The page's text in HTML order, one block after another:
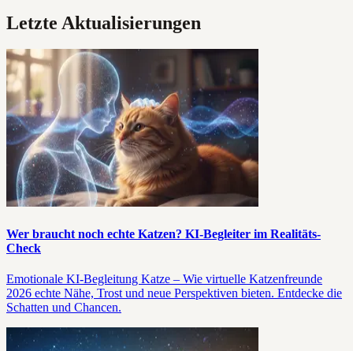
Letzte Aktualisierungen
Wer braucht noch echte Katzen? KI-Begleiter im Realitäts-
Check
Emotionale KI-Begleitung Katze – Wie virtuelle Katzenfreunde
2026 echte Nähe, Trost und neue Perspektiven bieten. Entdecke die
Schatten und Chancen.